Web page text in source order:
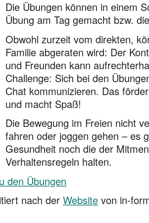
Die Übungen können in einem
Übung am Tag gemacht bzw.
Obwohl zurzeit vom direkten,
Familie abgeraten wird: Der
und Freun­den kann
Challenge: Sich bei den
Chat kommunizieren. Das
und macht Spaß!
Die Bewegung im Freien nicht
fahren oder joggen gehen – es
Gesundheit noch die der
Verhaltensregeln halten.
den Übungen
nach der Website von in-